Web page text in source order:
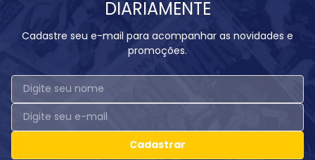
DIARIAMENTE
Cadastre seu e-mail para acompanhar as novidades e
promoções.
Cadastrar